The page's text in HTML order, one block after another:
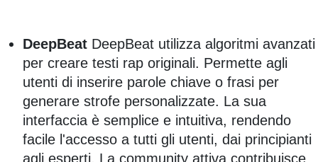
DeepBeat DeepBeat utilizza algoritmi avanzati
per creare testi rap originali. Permette agli
utenti di inserire parole chiave o frasi per
generare strofe personalizzate. La sua
interfaccia è semplice e intuitiva, rendendo
facile l'accesso a tutti gli utenti, dai principianti
agli esperti. La community attiva contribuisce